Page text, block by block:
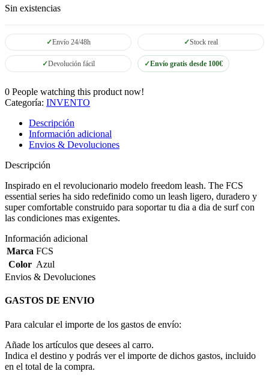
Sin existencias
Envío 24/48h Stock real
Devolución fácil Envío gratis desde 100€
0 People watching this product now!
Categoría: INVENTO
Descripción
Información adicional
Envios & Devoluciones
Descripción
Inspirado en el revolucionario modelo freedom leash. The FCS
essential series ha sido redefinido como un leash ligero, duradero y
super comfortable construido para soportar tu dia a dia de surf con
las condiciones mas exigentes.
Información adicional
Marca FCS
Color Azul
Envios & Devoluciones
GASTOS DE ENVIO
Para calcular el importe de los gastos de envío:
Añade los artículos que desees al carro.
Indica el destino y podrás ver el importe de dichos gastos, incluido
en el total de la compra.